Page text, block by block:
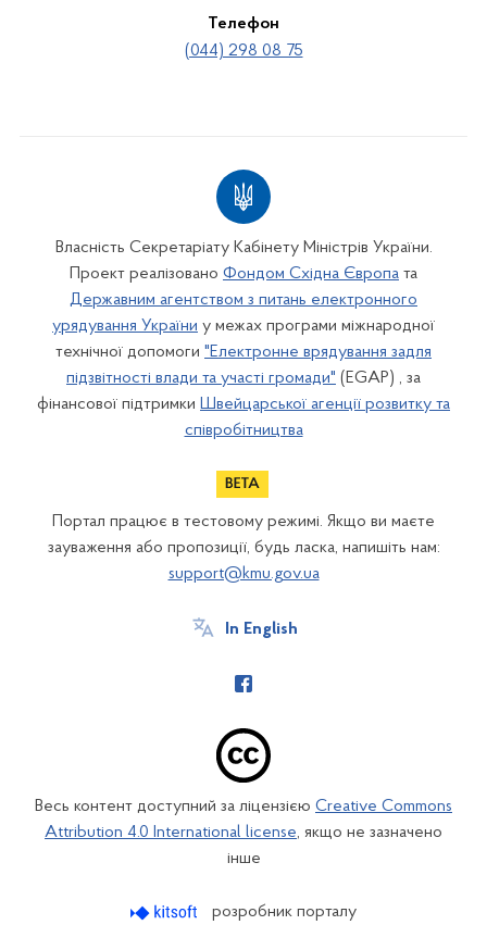
Телефон
(044) 298 08 75
Власність Секретаріату Кабінету Міністрів України.
Проект реалізовано Фондом Східна Європа та
Державним агентством з питань електронного
урядування України у межах програми міжнародної
технічної допомоги "Електронне врядування задля
підзвітності влади та участі громади" (EGAP) , за
фінансової підтримки Швейцарської агенції розвитку та
співробітництва
Портал працює в тестовому режимі. Якщо ви маєте
зауваження або пропозиції, будь ласка, напишіть нам:
support@kmu.gov.ua
In English
Весь контент доступний за ліцензією Creative Commons
Attribution 4.0 International license, якщо не зазначено
інше
розробник порталу